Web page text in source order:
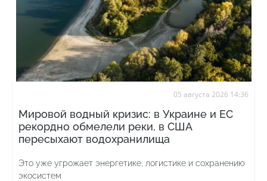
05 августа 2026 14:36
Мировой водный кризис: в Украине и ЕС
рекордно обмелели реки, в США
пересыхают водохранилища
Это уже угрожает энергетике, логистике и сохранению
экосистем